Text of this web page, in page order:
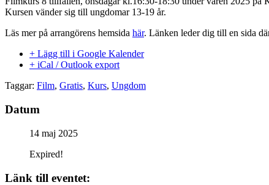
Kursen vänder sig till ungdomar 13-19 år.
Läs mer på arrangörens hemsida här. Länken leder dig till en sida
+ Lägg till i Google Kalender
+ iCal / Outlook export
Taggar: Film, Gratis, Kurs, Ungdom
Datum
14 maj 2025
Expired!
Länk till eventet: